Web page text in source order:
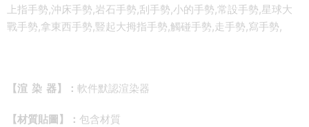
上指手勢,沖床手勢,岩石手勢,刮手勢,小的手勢,常設手勢,星球大
戰手勢,拿東西手勢,豎起大拇指手勢,觸碰手勢,走手勢,寫手勢,
【渲 染 器】： 軟件默認渲染器
【材質貼圖】： 包含材質